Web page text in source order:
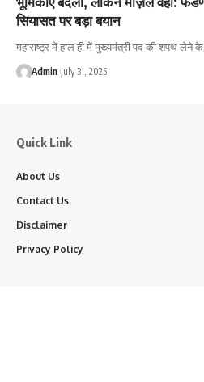
सियासत पर बड़ा बयान
महाराष्ट्र में हाल ही में मुख्यमंत्री पद की शपथ लेने
Admin July 31, 2025
Quick Link
About Us
Contact Us
Disclaimer
Privacy Policy